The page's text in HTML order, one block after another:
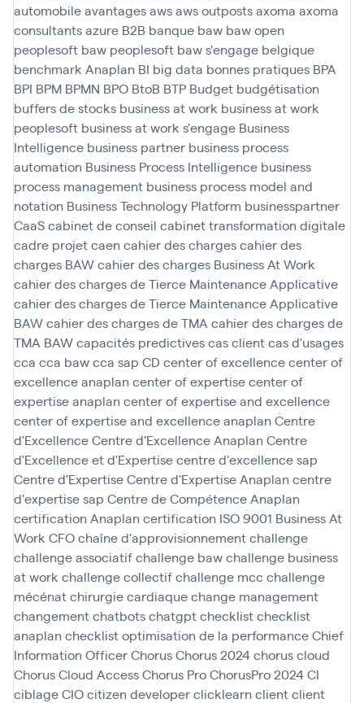
automobileavantagesawsaws outpostsaxoma axoma
consultantsazure B2B banque baw baw open
peoplesoft baw peoplesoft baw s'engage belgique
benchmark Anaplan BI big data bonnes pratiques BPA
BPI BPM BPMN BPO BtoB BTP Budget budgétisation
buffers de stocks business at work business at work
peoplesoft business at work s'engage Business
Intelligence business partner business process
automation Business Process Intelligence business
process management business process model and
notation Business Technology Platform businesspartner
CaaScabinet de conseil cabinet transformation digitale
cadre projetcaen cahier des chargescahier des
charges BAWcahier des charges Business At Work
cahier des charges de Tierce Maintenance Applicative
cahier des charges de Tierce Maintenance Applicative
BAWcahier des charges de TMA cahier des charges de
TMA BAWcapacités predictivescas clientcas d'usages
cca cca bawcca sap CD center of excellencecenter of
excellence anaplan center of expertisecenter of
expertise anaplan center of expertise and excellence
center of expertise and excellence anaplan Centre
d'ExcellenceCentre d'Excellence Anaplan Centre
d'Excellence et d'Expertisecentre d'excellence sap
Centre d'ExpertiseCentre d'Expertise Anaplan centre
d'expertise sap Centre de Compétence Anaplan
certification Anaplan certification ISO 9001 Business At
Work CFOchaîne d'approvisionnementchallenge
challenge associatifchallenge bawchallenge business
at work challenge collectifchallenge mcc challenge
mécénat chirurgie cardiaquechange management
changementchatbotschatgptchecklistchecklist
anaplan checklist optimisation de la performanceChief
Information OfficerChorusChorus 2024chorus cloud
Chorus Cloud AccessChorus ProChorusPro 2024CI
ciblageCIOcitizen developerclicklearn clientclient